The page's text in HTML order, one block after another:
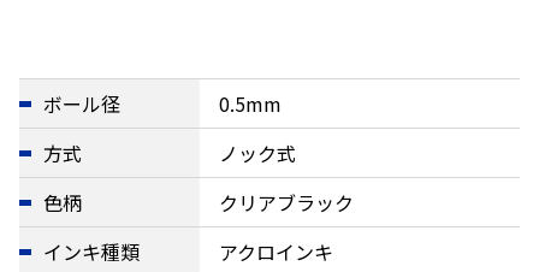
ボール径
0.5mm
方式
ノック式
色柄
クリアブラック
インキ種類
アクロインキ